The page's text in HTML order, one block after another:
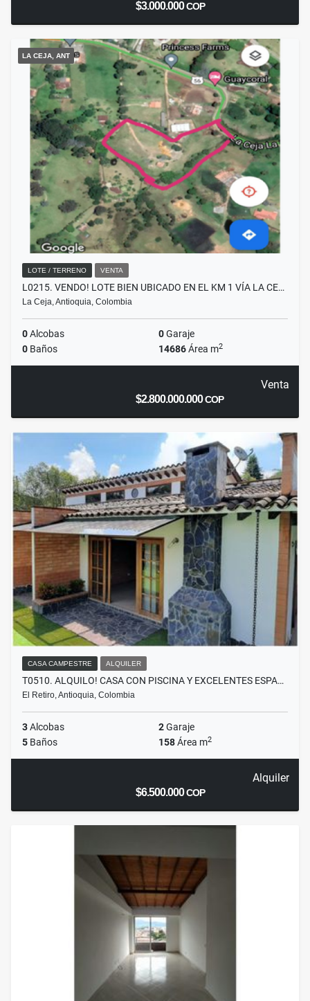
$3.000.000COP
LA CEJA, ANT
LOTE / TERRENO VENTA
L0215. VENDO! LOTE BIEN UBICADO EN EL KM 1 VÍA LA CE…
La Ceja, Antioquia, Colombia
0Alcobas 0Garaje
0 Baños 14686Área m2
Venta
$2.800.000.000COP
CASA CAMPESTRE ALQUILER
T0510. ALQUILO! CASA CON PISCINA Y EXCELENTES ESPA…
El Retiro, Antioquia, Colombia
3Alcobas 2Garaje
5 Baños 158Área m2
Alquiler
$6.500.000COP